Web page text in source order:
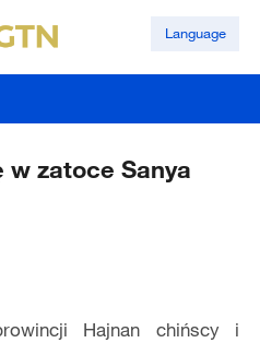
Language
w zatoce Sanya
Hajnan chińscy i